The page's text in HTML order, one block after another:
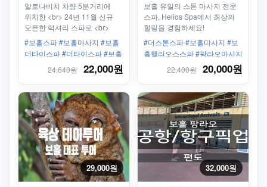
알로나비치 차량 5분거리에
위치한 <br> 24년 11월 신규
오픈한 럭셔리 스파로 <br>
착한 가격의 더 타이 스파에서
휴식을 취해보세요.
#보홀스파 #보홀마사지 #보홀
더타이스파 #더타이스파 #보홀
마사지추천 #보홀커플여행 #보
홀스파할인 #보홀가족여행 #보
홀태국마사지
24,640원 22,000원
보홀 유일의 스톤 마사지 전문
스파, Helios Spa에서 최상의
힐링을 경험하세요!
#더스톤스파 #보홀마사지 #보
홀헬리오스스파 #팡라오마사지
#스톤마사지 #헬리오스스파 #
라바스톤마사지 #콜드스톤마사
지 #보홀힐링 #팡라오스파 #보
홀여행 #보홀핫플 #리젠트파크
호텔 #보홀스톤마사지 #힐링스
파 #고급스파 #보홀추천스파 #
팡라오추천마사지 #필리핀여행
#보홀핫플레이스 #팡라오힐링
#보홀프라이빗스파
#HeliosSpa #StoneMassage
22,400원 20,000원
29,000원 32,000원